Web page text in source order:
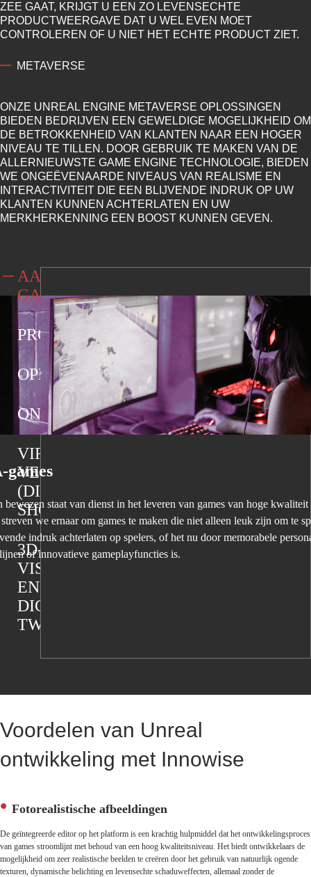
ZEE GAAT, KRIJGT U EEN ZO LEVENSECHTE
PRODUCTWEERGAVE DAT U WEL EVEN MOET
CONTROLEREN OF U NIET HET ECHTE PRODUCT ZIET.
METAVERSE
ONZE UNREAL ENGINE METAVERSE OPLOSSINGEN
BIEDEN BEDRIJVEN EEN GEWELDIGE MOGELIJKHEID OM
DE BETROKKENHEID VAN KLANTEN NAAR EEN HOGER
NIVEAU TE TILLEN. DOOR GEBRUIK TE MAKEN VAN DE
ALLERNIEUWSTE GAME ENGINE TECHNOLOGIE, BIEDEN
WE ONGEËVENAARDE NIVEAUS VAN REALISME EN
INTERACTIVITEIT DIE EEN BLIJVENDE INDRUK OP UW
KLANTEN KUNNEN ACHTERLATEN EN UW
MERKHERKENNING EEN BOOST KUNNEN GEVEN.
AAA-
GAMES
PRODUCTDEMO'S
OPLEIDING
ONTWERP
VIRTUELE
VERKOOP
(DIGITALE
SHOWROOM)
3D-
VISUALISATIE
EN
DIGITALE
TWEELINGEN
METAVERSE
EN
VIRTUELE
EVENEMENTEN
games
bewezen staat van dienst in het leveren van games van hoge
we ernaar om games te maken die niet alleen leuk zijn om te
indruk achterlaten op spelers, of het nu door memorabele
of innovatieve gameplayfuncties is.
Voordelen van Unreal
ontwikkeling met Innowise
Fotorealistische afbeeldingen
De geïntegreerde editor op het platform is een krachtig hulpmiddel dat het ontwikkelingsproces
van games stroomlijnt met behoud van een hoog kwaliteitsniveau. Het biedt ontwikkelaars de
mogelijkheid om zeer realistische beelden te creëren door het gebruik van natuurlijk ogende
texturen, dynamische belichting en levensechte schaduweffecten, allemaal zonder de